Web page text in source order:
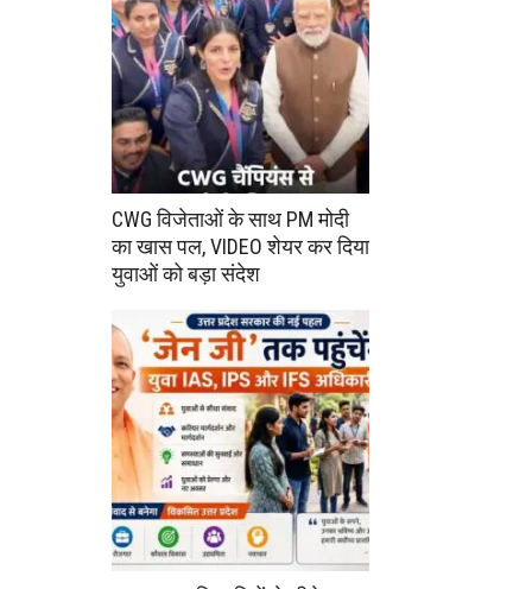
CWG विजेताओं के साथ PM मोदी
का खास पल, VIDEO शेयर कर दिया
युवाओं को बड़ा संदेश